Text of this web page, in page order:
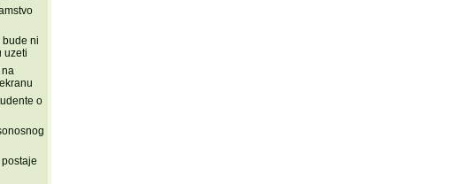
bude ni
uzeti
o